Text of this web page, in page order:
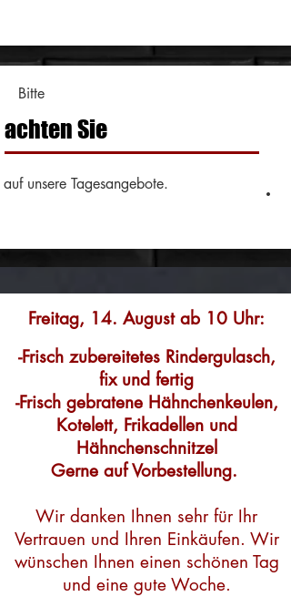
Bitte
achten Sie
auf unsere Tagesangebote. .
Freitag, 14. August ab 10 Uhr:
-Frisch zubereitetes Rindergulasch,
fix und fertig
-Frisch gebratene Hähnchenkeulen,
Kotelett, Frikadellen und
Hähnchenschnitzel
Gerne auf Vorbestellung.
Wir danken Ihnen sehr für Ihr
Vertrauen und Ihren Einkäufen. Wir
wünschen Ihnen einen schönen Tag
und eine gute Woche.